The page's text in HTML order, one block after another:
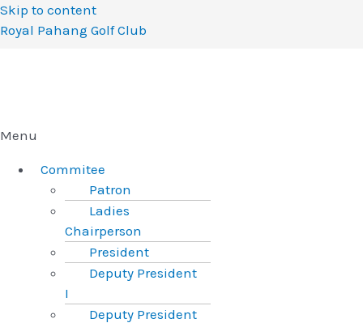
Skip to content
Royal Pahang Golf Club
Menu
Commitee
Patron
Ladies
Chairperson
President
Deputy President
I
Deputy President